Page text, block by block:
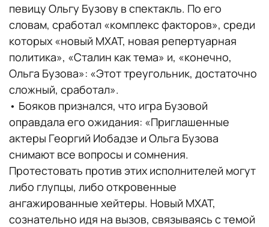
певицу Ольгу Бузову в спектакль. По его
словам, сработал «комплекс факторов», среди
которых «новый МХАТ, новая репертуарная
политика», «Сталин как тема» и, «конечно,
Ольга Бузова»: «Этот треугольник, достаточно
сложный, сработал».
• Бояков признался, что игра Бузовой
оправдала его ожидания: «Приглашенные
актеры Георгий Иобадзе и Ольга Бузова
снимают все вопросы и сомнения.
Протестовать против этих исполнителей могут
либо глупцы, либо откровенные
ангажированные хейтеры. Новый МХАТ,
сознательно идя на вызов, связываясь с темой